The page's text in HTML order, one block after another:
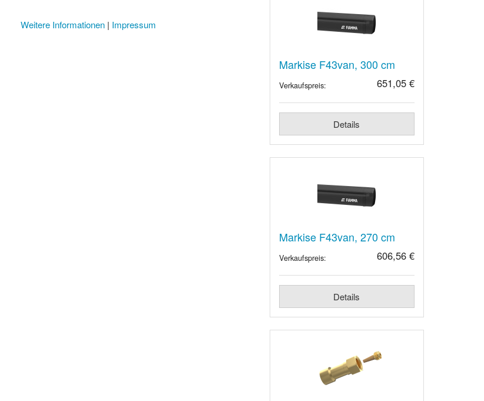
Markise F43van, 300 cm
Verkaufspreis: 651,05 €
Details
Markise F43van, 270 cm
Verkaufspreis: 606,56 €
Details
Weitere Informationen | Impressum